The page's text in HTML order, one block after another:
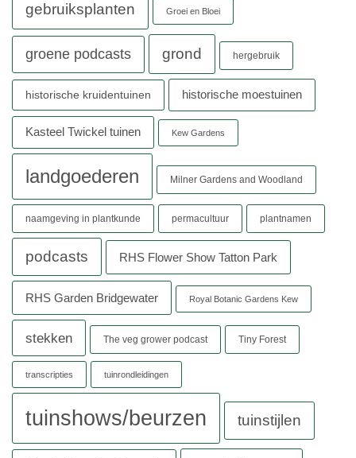
gebruiksplanten Groei en Bloei
groene podcasts grond hergebruik
historische kruidentuinen historische moestuinen
Kasteel Twickel tuinen Kew Gardens
landgoederen Milner Gardens and Woodland
naamgeving in plantkunde permacultuur plantnamen
podcasts RHS Flower Show Tatton Park
RHS Garden Bridgewater Royal Botanic Gardens Kew
stekken The veg grower podcast Tiny Forest
transcripties tuinrondleidingen
tuinshows/beurzen tuinstijlen